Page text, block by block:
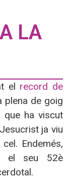
LA
el record de
plena de goig
que ha viscut
ja viu
Endemés,
el seu 52è